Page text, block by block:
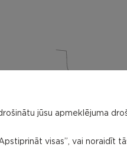
Gaigalavas
jūsu apmeklējuma
visas”, vai noraidīt